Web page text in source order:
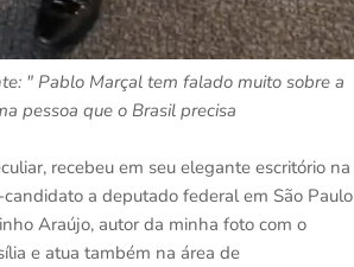
" Pablo Marçal tem falado muito sobre a
pessoa que o Brasil precisa
recebeu em seu elegante escritório na
a deputado federal em São Paulo
Araújo, autor da minha foto com o
e atua também na área de